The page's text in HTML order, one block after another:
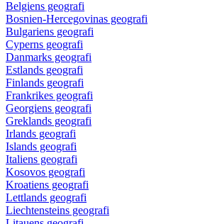
Belgiens geografi
Bosnien-Hercegovinas geografi
Bulgariens geografi
Cyperns geografi
Danmarks geografi
Estlands geografi
Finlands geografi
Frankrikes geografi
Georgiens geografi
Greklands geografi
Irlands geografi
Islands geografi
Italiens geografi
Kosovos geografi
Kroatiens geografi
Lettlands geografi
Liechtensteins geografi